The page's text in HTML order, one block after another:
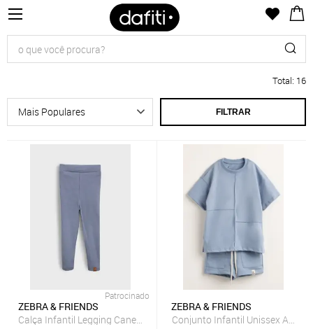
Total: 16
FILTRAR
Patrocinado
ZEBRA & FRIENDS
Calça Infantil Legging Canelada Azul Claro Zebra&Friends
ZEBRA & FRIENDS
Conjunto Infantil Unissex